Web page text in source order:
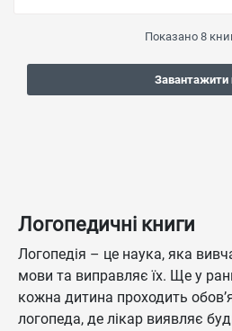
Показано 8
Логопедичні книги
Логопедія – це наука, яка
мови та виправляє їх. Ще у
кожна дитина проходить
логопеда, де лікар виявляє